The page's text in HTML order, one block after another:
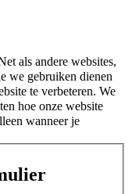
als andere websites,
we gebruiken dienen
te verbeteren. We
hoe onze website
wanneer je